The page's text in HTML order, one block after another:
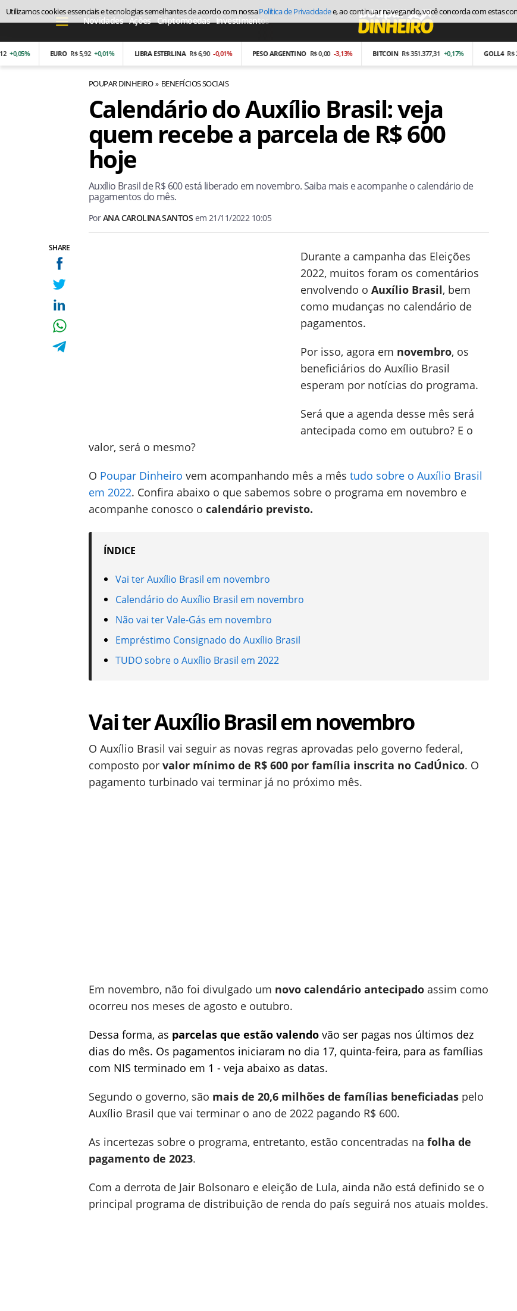
Novidades Ações Criptomoedas Investimentos Economia
EURO R$ 5,92 +0,01% LIBRA ESTERLINA R$ 6,90 -0,01% PESO ARGENTINO R$ 0,00 -3,13% BITCOIN R$ 351.377,31 +0,17% GOLL4 R$ 2,87 -
POUPAR DINHEIRO BENEFÍCIOS SOCIAIS
SHARE
Calendário do Auxílio Brasil: veja
quem recebe a parcela de R$ 600
hoje
Auxílio Brasil de R$ 600 está liberado em novembro. Saiba mais e acompanhe o calendário de
pagamentos do mês.
PorANA CAROLINA SANTOS em 21/11/2022 10:05
Durante a campanha das Eleições
2022, muitos foram os comentários
envolvendo o Auxílio Brasil, bem
como mudanças no calendário de
pagamentos.
Por isso, agora em novembro, os
beneficiários do Auxílio Brasil
esperam por notícias do programa.
Será que a agenda desse mês será
antecipada como em outubro? E o
valor, será o mesmo?
O Poupar Dinheiro vem acompanhando mês a mês tudo sobre o Auxílio Brasil
em 2022. Confira abaixo o que sabemos sobre o programa em novembro e
acompanhe conosco o calendário previsto.
ÍNDICE
Vai ter Auxílio Brasil em novembro
Calendário do Auxílio Brasil em novembro
Não vai ter Vale-Gás em novembro
Empréstimo Consignado do Auxílio Brasil
TUDO sobre o Auxílio Brasil em 2022
Vai ter Auxílio Brasil em novembro
O Auxílio Brasil vai seguir as novas regras aprovadas pelo governo federal,
composto por valor mínimo de R$ 600 por família inscrita no CadÚnico. O
pagamento turbinado vai terminar já no próximo mês.
Em novembro, não foi divulgado um novo calendário antecipado assim como
ocorreu nos meses de agosto e outubro.
Dessa forma, as parcelas que estão valendo vão ser pagas nos últimos dez
dias do mês. Os pagamentos iniciaram no dia 17, quinta-feira, para as famílias
com NIS terminado em 1 - veja abaixo as datas.
Segundo o governo, são mais de 20,6 milhões de famílias beneficiadas pelo
Auxílio Brasil que vai terminar o ano de 2022 pagando R$ 600.
As incertezas sobre o programa, entretanto, estão concentradas na folha de
pagamento de 2023.
Com a derrota de Jair Bolsonaro e eleição de Lula, ainda não está definido se o
principal programa de distribuição de renda do país seguirá nos atuais moldes.
Utilizamos cookies essenciais e tecnologias semelhantes de acordo com nossaPolítica de Privacidadee, ao continuar navegando, você concorda com estas